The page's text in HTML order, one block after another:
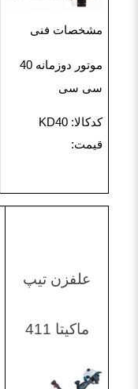
مشخصات فنی
موتور دوزمانه 40
سی سی
کدکالا: KD40
قیمت:
علفزن تیپ
ماکیتا 411